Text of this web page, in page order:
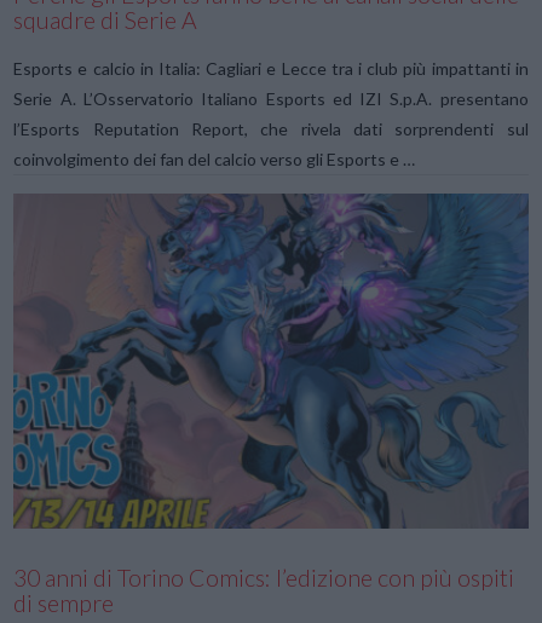
VIEW POST
squadre di Serie A
Esports e calcio in Italia: Cagliari e Lecce tra i club più impattanti in
Serie A. L’Osservatorio Italiano Esports ed IZI S.p.A. presentano
l’Esports Reputation Report, che rivela dati sorprendenti sul
coinvolgimento dei fan del calcio verso gli Esports e …
30 anni di Torino Comics: l’edizione con più ospiti
di sempre